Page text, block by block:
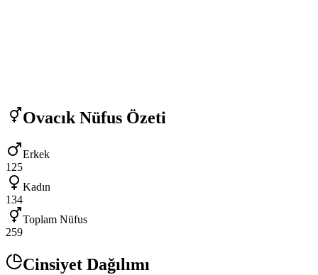
Ovacık Nüfus Özeti
Erkek
125
Kadın
134
Toplam Nüfus
259
Cinsiyet Dağılımı